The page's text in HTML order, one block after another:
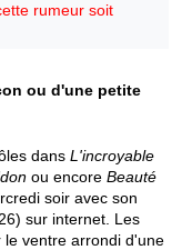
rumeur soit
ou d'une petite
dans L'incroyable
ou encore Beauté
soir avec son
sur internet. Les
ventre arrondi d'une